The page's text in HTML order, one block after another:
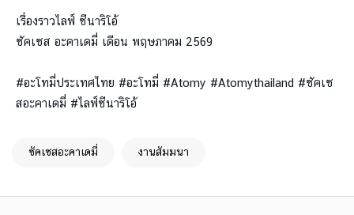
เรื่องราวไลฟ์ ซีนาริโอ้
ซัคเซส อะคาเดมี่ เดือน พฤษภาคม 2569
#อะโทมี่ประเทศไทย #อะโทมี่ #Atomy #Atomythailand #ซัคเซ
สอะคาเดมี่ #ไลฟ์ซีนาริโอ้
ซัคเซสอะคาเดมี่ งานสัมมนา